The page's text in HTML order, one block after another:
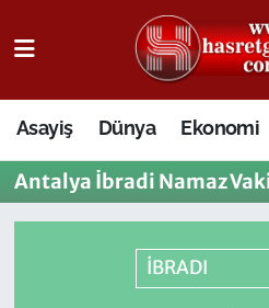
Asayiş Dünya Ekonomi
Antalya İbradi Namaz
İBRADI
Osmaniye Nöbetçi
Osmaniye Hava Durumu
Osmaniye Trafik
Süper Lig Puan